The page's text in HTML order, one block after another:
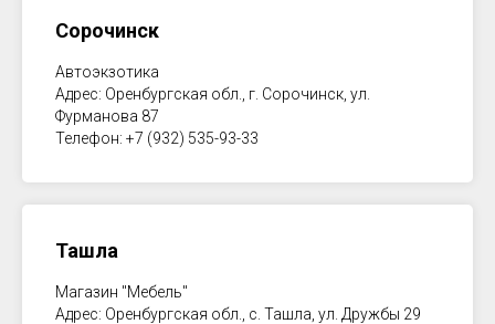
Сорочинск
Автоэкзотика
Адрес: Оренбургская обл., г. Сорочинск, ул.
Фурманова 87
Телефон: +7 (932) 535-93-33
Ташла
Магазин "Мебель"
Адрес: Оренбургская обл., с. Ташла, ул. Дружбы 29